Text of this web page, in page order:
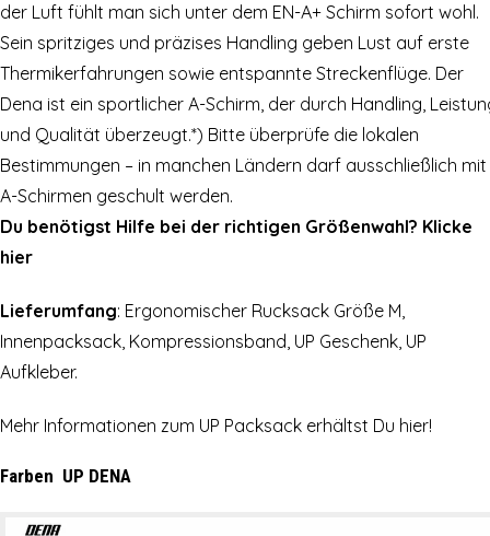
der Luft fühlt man sich unter dem EN-A+ Schirm sofort wohl.
Sein spritziges und präzises Handling geben Lust auf erste
Thermikerfahrungen sowie entspannte Streckenflüge. Der
Dena ist ein sportlicher A-Schirm, der durch Handling,
und Qualität überzeugt.*) Bitte überprüfe die lokalen
Bestimmungen – in manchen Ländern darf ausschließlich mit
A-Schirmen geschult werden.
Du benötigst Hilfe bei der richtigen Größenwahl? Klicke
hier
Lieferumfang: Ergonomischer Rucksack Größe M,
Innenpacksack, Kompressionsband, UP Geschenk, UP
Aufkleber.
Mehr Informationen zum UP Packsack erhältst Du hier!
Farben UP DENA